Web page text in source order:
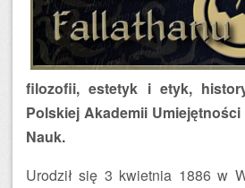
filozofii, estetyk i etyk,
Polskiej Akademii
Nauk.
Urodził się 3 kwietnia 1886 w